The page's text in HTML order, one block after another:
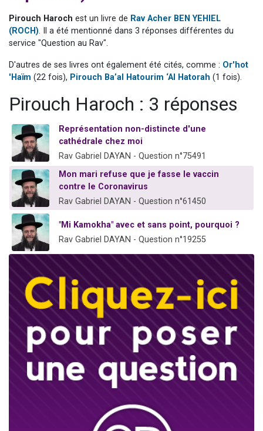
Ariel vient de donner son Maasser
Il reste 49 places pour étudier en groupe sur Zoom
Eva vient de donner son Maasser
Pirouch Haroch est un livre de Rav Acher BEN YEHIEL
(ROCH). Il a été mentionné dans 3 réponses différentes du
service "Question au Rav".
D'autres de ses livres ont également été cités, comme : Or'hot
'Haïm (22 fois), Pirouch Ba’al Hatourim ‘Al Hatorah (1 fois).
Pirouch Haroch : 3 réponses
Représentation non-distincte d'une
cathédrale chez moi
Rav Gabriel DAYAN - Question n°75491
Mon mari refuse que je fasse le vaccin
contre le Coronavirus
Rav Gabriel DAYAN - Question n°61450
"Mi Kamokha" avec et sans point, pourquoi ?
Rav Gabriel DAYAN - Question n°19255